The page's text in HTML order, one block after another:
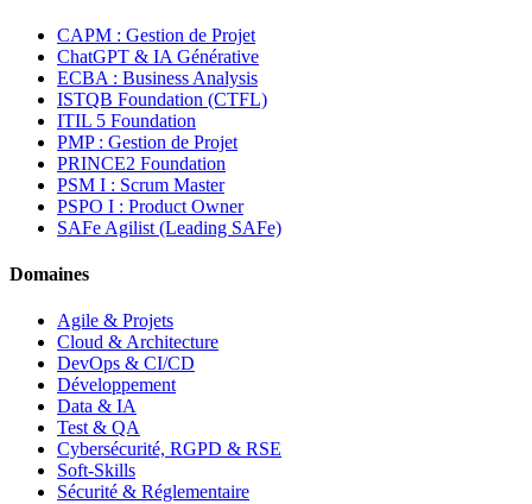
CAPM : Gestion de Projet
ChatGPT & IA Générative
ECBA : Business Analysis
ISTQB Foundation (CTFL)
ITIL 5 Foundation
PMP : Gestion de Projet
PRINCE2 Foundation
PSM I : Scrum Master
PSPO I : Product Owner
SAFe Agilist (Leading SAFe)
Domaines
Agile & Projets
Cloud & Architecture
DevOps & CI/CD
Développement
Data & IA
Test & QA
Cybersécurité, RGPD & RSE
Soft-Skills
Sécurité & Réglementaire